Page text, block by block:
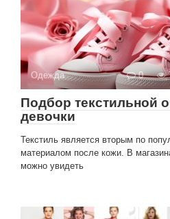
Одежда 0
Подбор текстильной
девочки
Текстиль является вторым по
материалом после кожи. В
можно увидеть